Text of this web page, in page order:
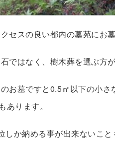
セスの良い都内の墓苑にお
ではなく、樹木葬を選ぶ方
お墓ですと0.5㎡以下の小
ります。
しか納める事が出来ないこ